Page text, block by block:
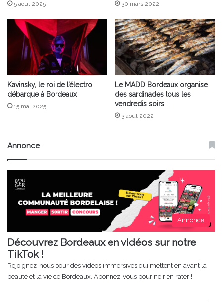
5 août 2025 30 mars 2022
Kavinsky, le roi de l’électro
débarque à Bordeaux
15 mai 2025
Le MADD Bordeaux organise
des sardinades tous les
vendredis soirs !
3 août 2022
Annonce
Annonce
Découvrez Bordeaux en vidéos sur notre
TikTok !
Rejoignez-nous pour des vidéos immersives qui mettent en avant la
beauté et la vie de Bordeaux. Abonnez-vous pour ne rien rater !